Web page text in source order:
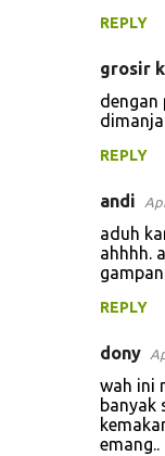
REPLY
grosir
dengan
REPLY
andi
aduh
ahhhh.
REPLY
dony
wah ini
banyak
emang..